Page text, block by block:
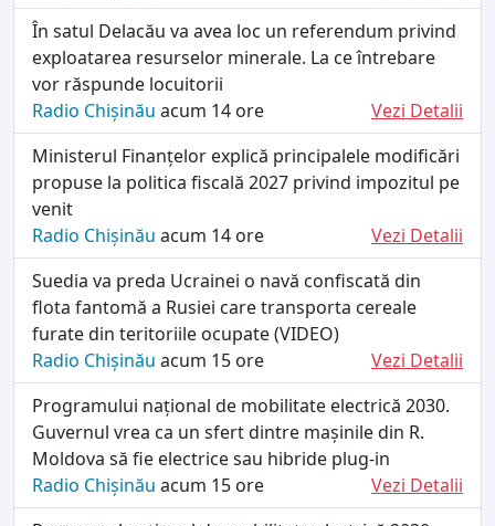
În satul Delacău va avea loc un referendum privind
exploatarea resurselor minerale. La ce întrebare
vor răspunde locuitorii
Radio Chișinău acum 14 ore
Vezi Detalii
Ministerul Finanțelor explică principalele modificări
propuse la politica fiscală 2027 privind impozitul pe
venit
Radio Chișinău acum 14 ore
Vezi Detalii
Suedia va preda Ucrainei o navă confiscată din
flota fantomă a Rusiei care transporta cereale
furate din teritoriile ocupate (VIDEO)
Radio Chișinău acum 15 ore
Vezi Detalii
Programului național de mobilitate electrică 2030.
Guvernul vrea ca un sfert dintre mașinile din R.
Moldova să fie electrice sau hibride plug-in
Radio Chișinău acum 15 ore
Vezi Detalii